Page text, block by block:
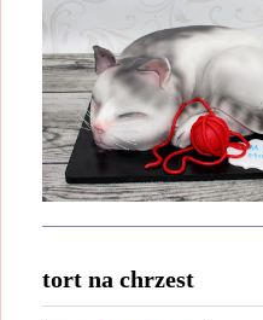
tort na chrzest